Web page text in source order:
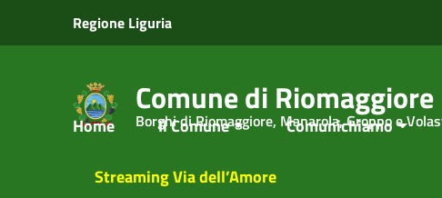
Vai ai contenuti
Vai al menu di navigazione
Regione Liguria
Comune di Riomaggiore
Borghi di Riomaggiore, Manarola, Groppo e
Home Il Comune Comunichiamo
Streaming Via dell’Amore